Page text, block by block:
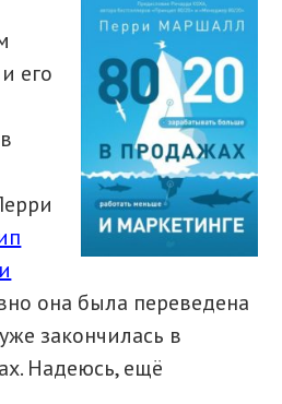
его
она была переведена
закончилась в
Надеюсь, ещё